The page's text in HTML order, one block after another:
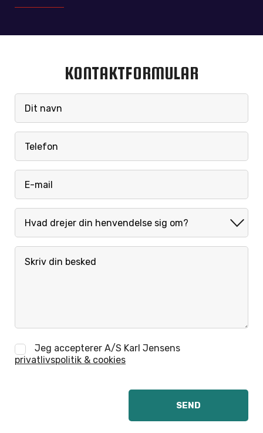
KONTAKTFORMULAR
Jeg accepterer A/S Karl Jensens
privatlivspolitik & cookies